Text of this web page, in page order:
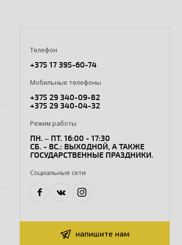
Телефон
+375 17 395-60-74
Мобильные телефоны
+375 29 340-09-82
+375 29 340-04-32
Режим работы
ПН. – ПТ. 16:00 - 17:30
СБ. - ВС.: ВЫХОДНОЙ, А ТАКЖЕ
ГОСУДАРСТВЕННЫЕ ПРАЗДНИКИ.
Социальные сети
напишите нам